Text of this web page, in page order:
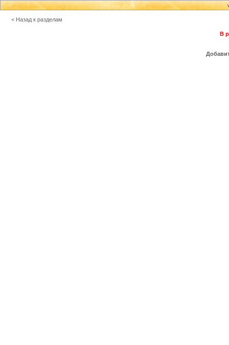
< Назад к разделам
В